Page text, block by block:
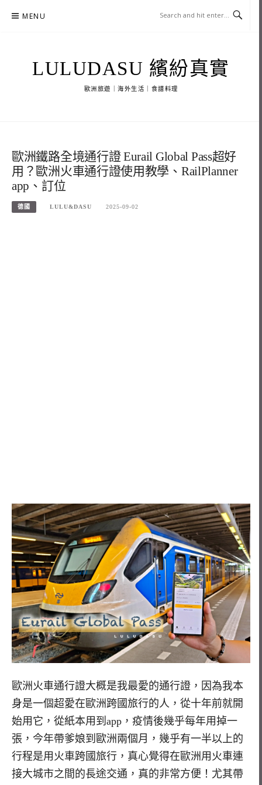
MENU
LULUDASU 繽紛真實
歐洲旅遊｜海外生活｜食譜料理
歐洲鐵路全境通行證 Eurail Global Pass超好
用？歐洲火車通行證使用教學、RailPlanner
app、訂位
德國 LULU&DASU 2025-09-02
歐洲火車通行證大概是我最愛的通行證，因為我本
身是一個超愛在歐洲跨國旅行的人，從十年前就開
始用它，從紙本用到app，疫情後幾乎每年用掉一
張，今年帶爹娘到歐洲兩個月，幾乎有一半以上的
行程是用火車跨國旅行，真心覺得在歐洲用火車連
接大城市之間的長途交通，真的非常方便！尤其帶